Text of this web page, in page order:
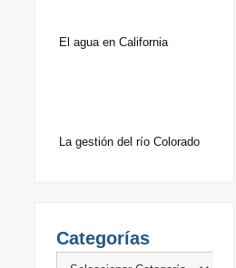
El agua en California
La gestión del río Colorado
Categorías